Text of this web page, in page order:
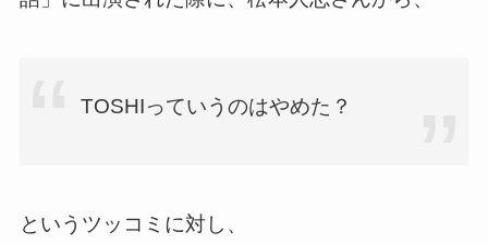
TOSHIっていうのはやめた？
というツッコミに対し、